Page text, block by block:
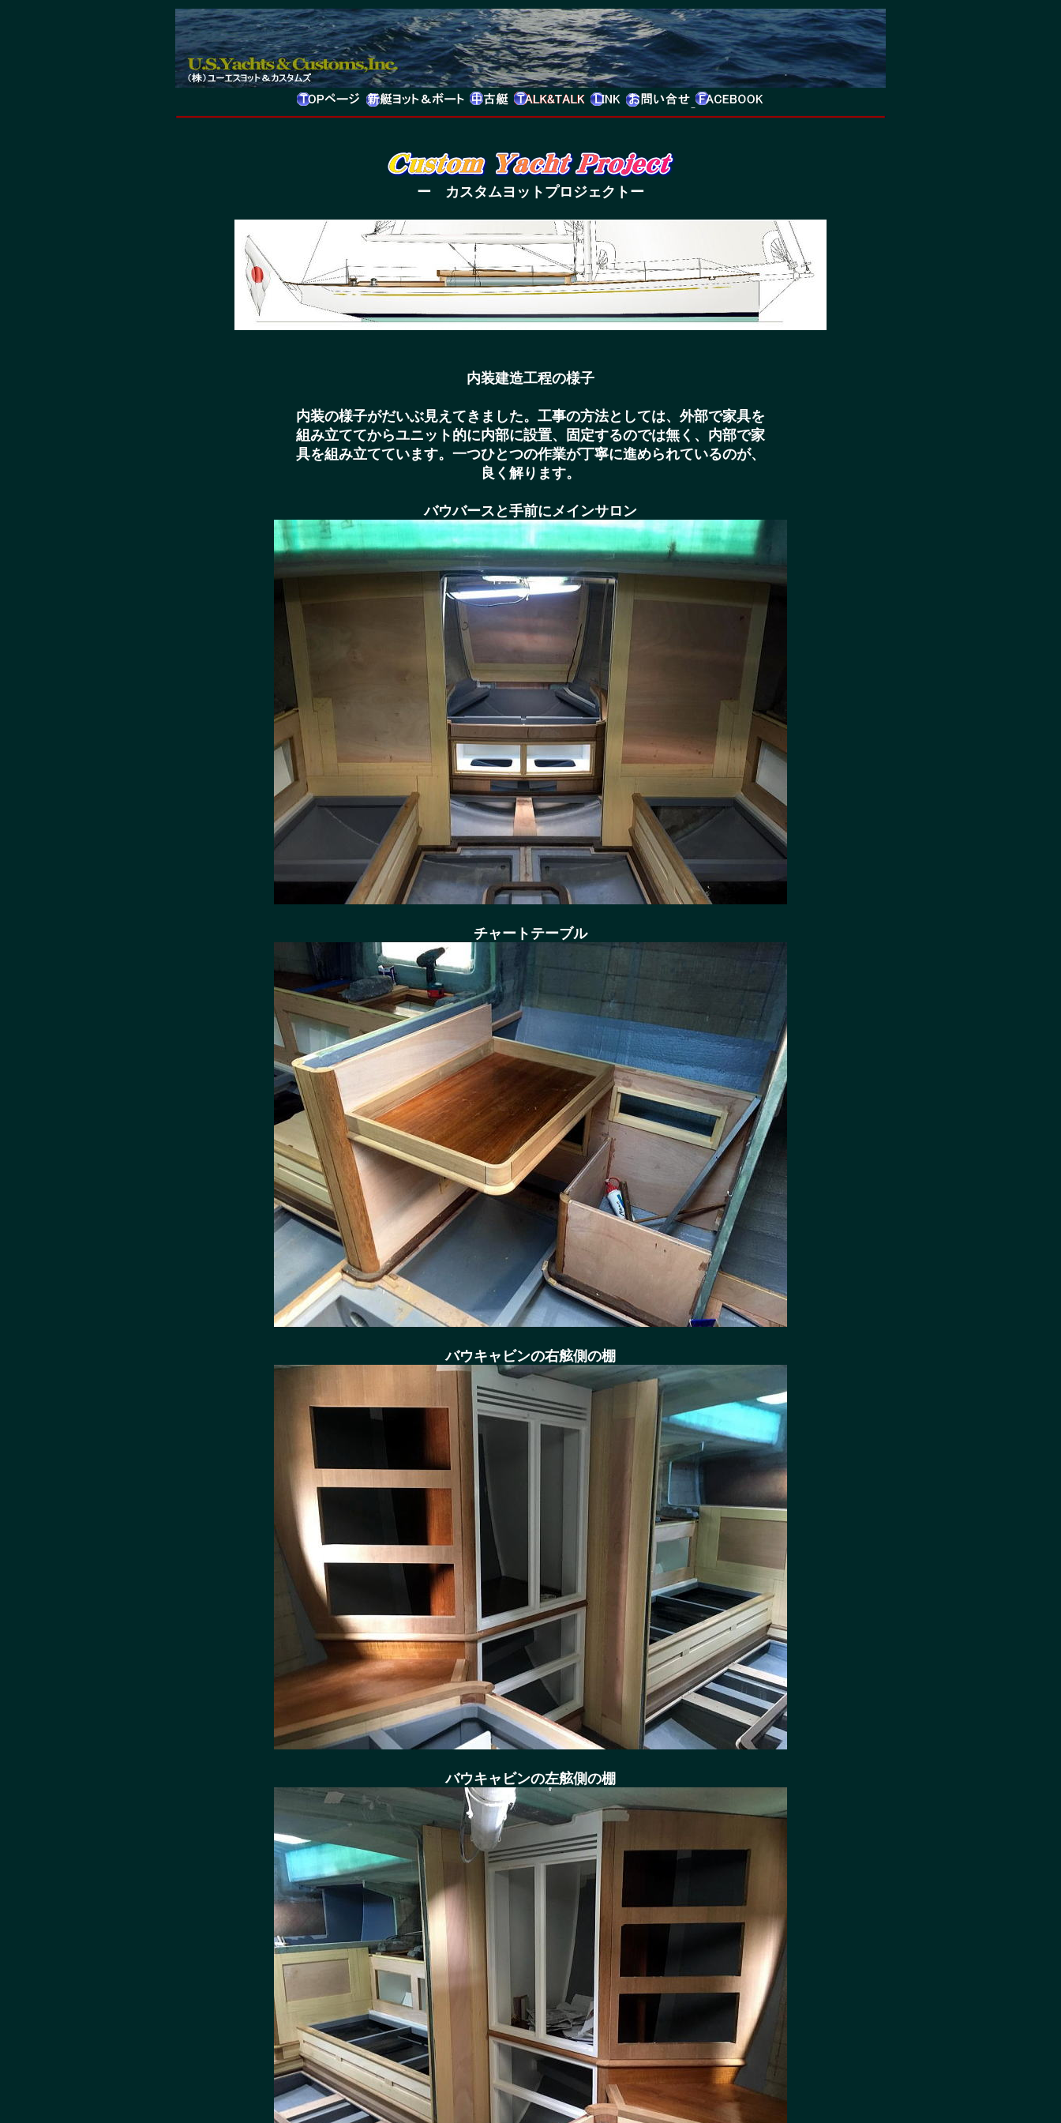
ー カスタムヨットプロジェクトー
内装建造工程の様子
内装の様子がだいぶ見えてきました。工事の方法としては、外部で家具を
組み立ててからユニット的に内部に設置、固定するのでは無く、内部で家
具を組み立てています。一つひとつの作業が丁寧に進められているのが、
良く解ります。
バウバースと手前にメインサロン
チャートテーブル
バウキャビンの右舷側の棚
バウキャビンの左舷側の棚